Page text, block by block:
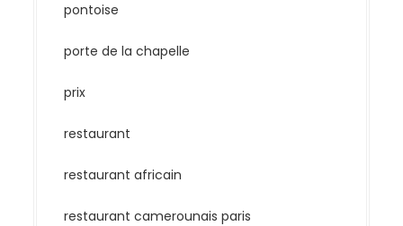
pontoise
porte de la chapelle
prix
restaurant
restaurant africain
restaurant camerounais paris